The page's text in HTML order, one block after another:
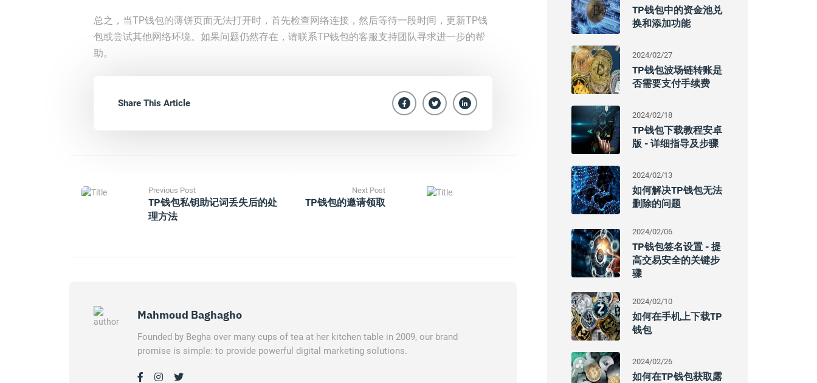
总之，当TP钱包的薄饼页面无法打开时，首先检查网络连接，然后等待一段时间，更新TP钱
包或尝试其他网络环境。如果问题仍然存在，请联系TP钱包的客服支持团队寻求进一步的帮
助。
Share This Article
Previous Post
TP钱包私钥助记词丢失后的处
理方法
Next Post
TP钱包的邀请领取
Mahmoud Baghagho
Founded by Begha over many cups of tea at her kitchen table in 2009, our brand
promise is simple: to provide powerful digital marketing solutions.
TP钱包中的资金池兑
换和添加功能
2024/02/27
TP钱包波场链转账是
否需要支付手续费
2024/02/18
TP钱包下载教程安卓
版 - 详细指导及步骤
2024/02/13
如何解决TP钱包无法
删除的问题
2024/02/06
TP钱包签名设置 - 提
高交易安全的关键步
骤
2024/02/10
如何在手机上下载TP
钱包
2024/02/26
如何在TP钱包获取露